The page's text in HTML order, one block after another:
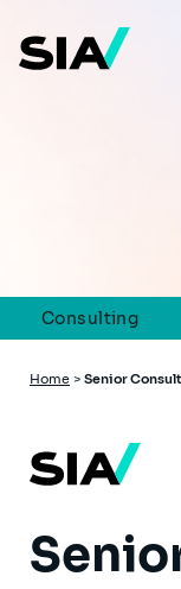
main
content
Consulting
Breadcrumb
Home > Senior